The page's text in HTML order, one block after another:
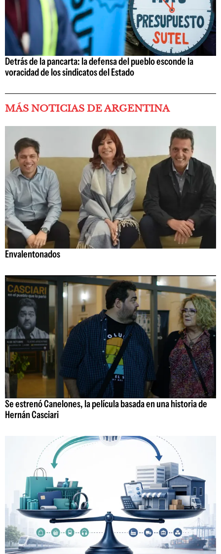
Detrás de la pancarta: la defensa del pueblo esconde la
voracidad de los sindicatos del Estado
MÁS NOTICIAS DE ARGENTINA
Envalentonados
Se estrenó Canelones, la película basada en una historia de
Hernán Casciari